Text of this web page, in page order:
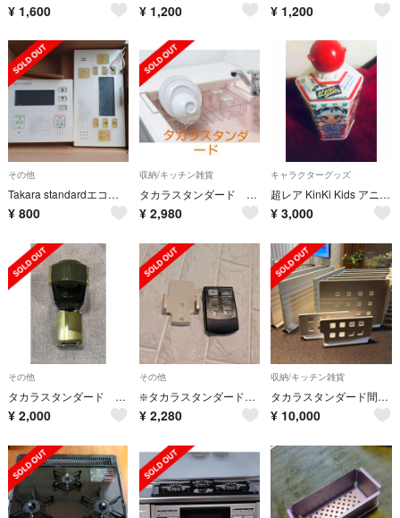
¥ 1,600 ¥ 1,200 ¥ 1,200
その他
Takara standardエコキュートリモコン
¥ 800
収納/キッチン雑貨
タカラスタンダード 人大シンク ミズキリネットＴ（Ａ）
¥ 2,980
キャラクターグッズ
超レア KinKi Kids アニメキャラクター絵合わせシャンプー
¥ 3,000
その他
タカラスタンダード フレキシブルシャワーホルダー
¥ 2,000
その他
❇️タカラスタンダード❇️純正レンジフード用リモコンスイッチ❇️取付ケース付❇️
¥ 2,280
収納/キッチン雑貨
タカラスタンダード間仕切り名人
¥ 10,000